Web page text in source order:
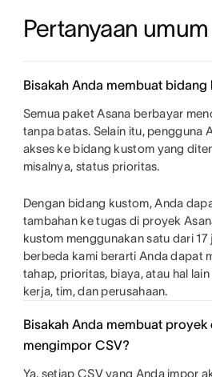
Pertanyaan umum
Bisakah Anda membuat bidang
Semua paket Asana berbayar
tanpa batas. Selain itu, pengguna
akses ke bidang kustom yang
misalnya, status prioritas.
Dengan bidang kustom, Anda
tambahan ke tugas di proyek
kustom menggunakan satu dari
berbeda kami berarti Anda dapat
tahap, prioritas, biaya, atau hal
kerja, tim, dan perusahaan.
Bisakah Anda membuat proyek
mengimpor CSV?
Ya, setiap CSV yang Anda impor